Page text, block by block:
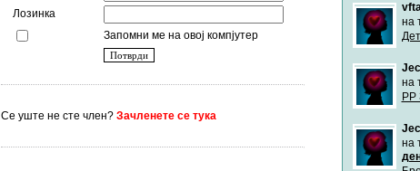
Лозинка
Запомни ме на овој компјутер
Се уште не сте член? Зачленете се тука
на
на
РР
на